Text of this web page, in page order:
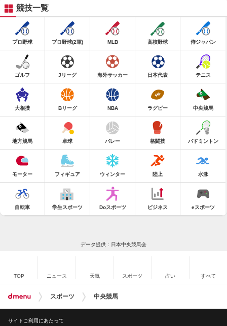
競技一覧
プロ野球 プロ野球(2軍) MLB 高校野球 侍ジャパン
ゴルフ Jリーグ 海外サッカー 日本代表 テニス
大相撲 Bリーグ NBA ラグビー 中央競馬
地方競馬 卓球 バレー 格闘技 バドミントン
モーター フィギュア ウィンター 陸上 水泳
自転車 学生スポーツ Doスポーツ ビジネス eスポーツ
データ提供：日本中央競馬会
TOP ニュース 天気 スポーツ 占い すべて
スポーツ 中央競馬
サイトご利用にあたって